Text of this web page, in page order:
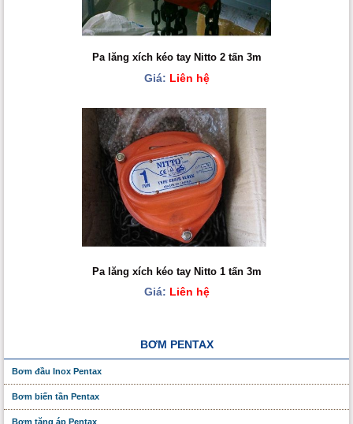
Pa lăng xích kéo tay Nitto 2 tấn 3m
Giá: Liên hệ
Pa lăng xích kéo tay Nitto 1 tấn 3m
Giá: Liên hệ
BƠM PENTAX
Bơm đầu Inox Pentax
Bơm biến tần Pentax
Bơm tăng áp Pentax